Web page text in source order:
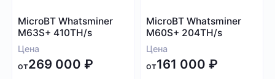
SHA-256
Scrypt
Kadena
MicroBT Whatsminer
M63S+ 410TH/s
Цена
от269 000 ₽
MicroBT Whatsminer
M60S+ 204TH/s
Цена
от161 000₽